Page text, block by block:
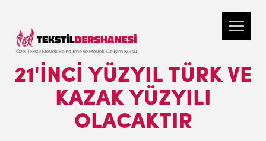
21'INCI YÜZYIL TÜRK VE
KAZAK YÜZYILI
OLACAKTIR